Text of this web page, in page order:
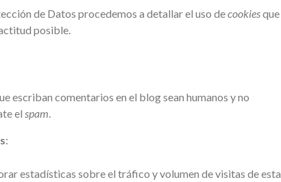
de Datos procedemos a detallar el uso decookiesque
posible.
escriban comentarios en el blog sean humanos y no
el spam.
:
estadísticas sobre el tráfico y volumen de visitas de esta